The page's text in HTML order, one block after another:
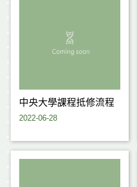
中央大學課程抵修流程
2022-06-28